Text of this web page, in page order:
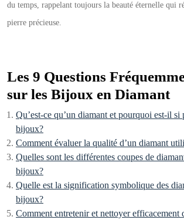
du temps, rappelant toujours la beauté éternelle qui
pierre précieuse.
Les 9 Questions
sur les Bijoux en Diamant
Qu’est-ce qu’un diamant et pourquoi est-il si
bijoux?
Comment évaluer la qualité d’un diamant
Quelles sont les différentes coupes de
bijoux?
Quelle est la signification symbolique des
bijoux?
Comment entretenir et nettoyer efficacement